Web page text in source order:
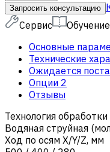
Запросить консультацию
Сервис
Обучение
Основные
Технические
Ожидается
Опции 2
Отзывы
Технология обработки
Водяная струйная
Ход по осям X/Y/Z, мм